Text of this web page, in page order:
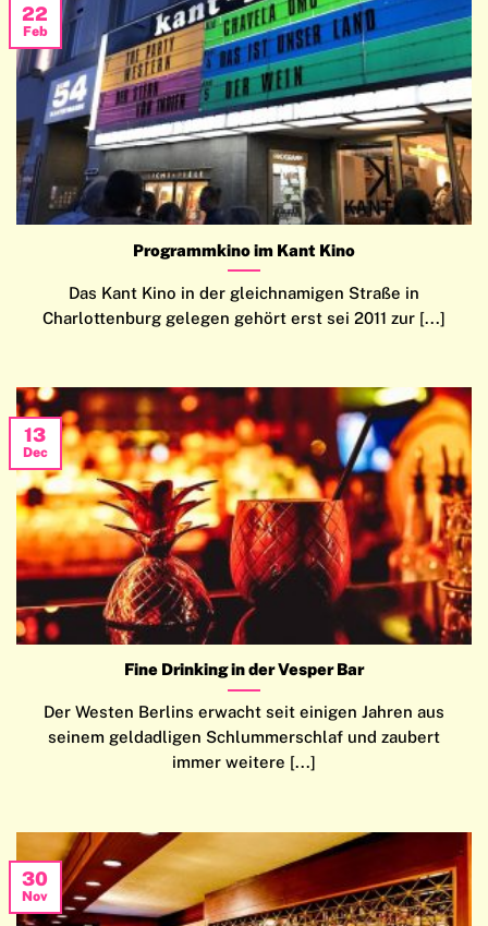
Programmkino im Kant Kino
Das Kant Kino in der gleichnamigen Straße in
Charlottenburg gelegen gehört erst sei 2011 zur [...]
22
Feb
Fine Drinking in der Vesper Bar
Der Westen Berlins erwacht seit einigen Jahren aus
seinem geldadligen Schlummerschlaf und zaubert
immer weitere [...]
13
Dec
30
Nov